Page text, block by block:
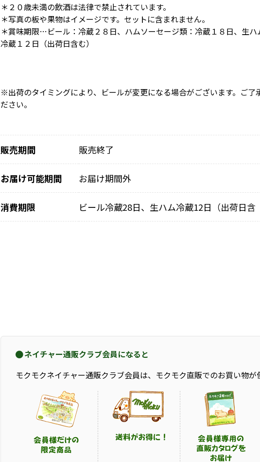
＊２０歳未満の飲酒は法律で禁止されています。
＊写真の板や果物はイメージです。セットに含まれません。
＊賞味期限…ビール：冷蔵２８日、ハムソーセージ類：冷蔵１８日、生ハ
冷蔵１２日（出荷日含む）
※出荷のタイミングにより、ビールが変更になる場合がございます。ご了
ださい。
販売期間 販売終了
お届け可能期間 お届け期間外
消費期限 ビール冷蔵28日、生ハム冷蔵12日（出荷日含
ネイチャー通販クラブ会員になると
モクモクネイチャー通販クラブ会員は、モクモク直販でのお買い物が